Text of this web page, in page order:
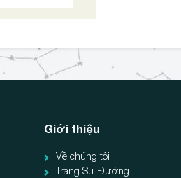
Giới thiệu
Về chúng tôi
Trạng Sư Đường